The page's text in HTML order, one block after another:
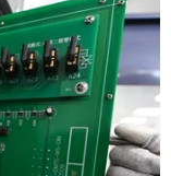
tàu hỏa